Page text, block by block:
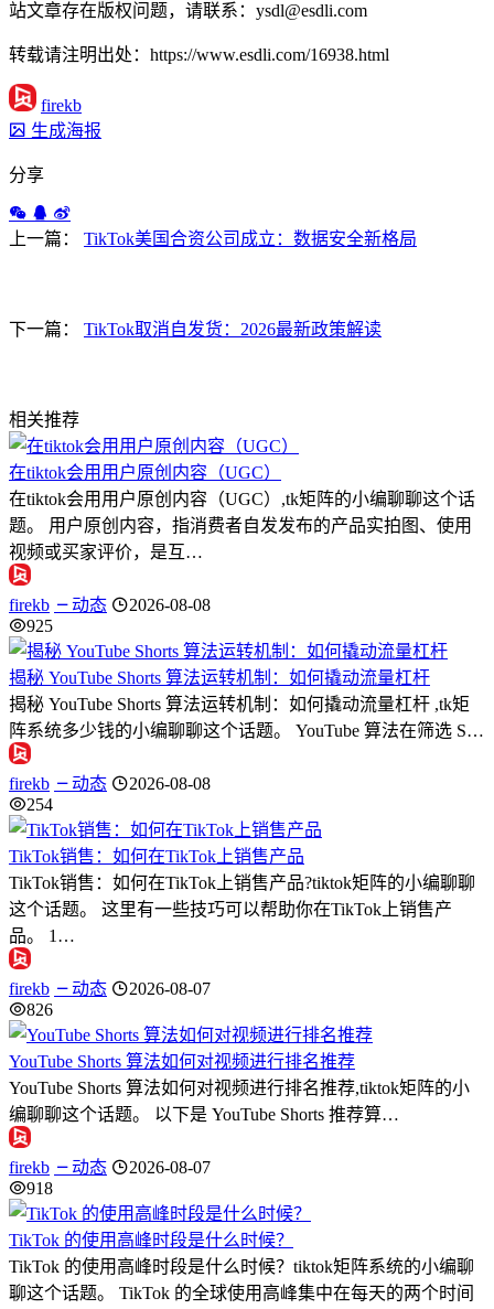
站文章存在版权问题，请联系：ysdl@esdli.com
转载请注明出处：https://www.esdli.com/16938.html
firekb
生成海报
分享
上一篇： TikTok美国合资公司成立：数据安全新格局
下一篇： TikTok取消自发货：2026最新政策解读
相关推荐
在tiktok会用用户原创内容（UGC）
在tiktok会用用户原创内容（UGC）,tk矩阵的小编聊聊这个话
题。 用户原创内容，指消费者自发发布的产品实拍图、使用
视频或买家评价，是互…
firekb 动态
2026-08-08
925
揭秘 YouTube Shorts 算法运转机制：如何撬动流量杠杆
揭秘 YouTube Shorts 算法运转机制：如何撬动流量杠杆 ,tk矩
阵系统多少钱的小编聊聊这个话题。 YouTube 算法在筛选 S…
firekb 动态
2026-08-08
254
TikTok销售：如何在TikTok上销售产品
TikTok销售：如何在TikTok上销售产品?tiktok矩阵的小编聊聊
这个话题。 这里有一些技巧可以帮助你在TikTok上销售产
品。 1…
firekb 动态
2026-08-07
826
YouTube Shorts 算法如何对视频进行排名推荐
YouTube Shorts 算法如何对视频进行排名推荐,tiktok矩阵的小
编聊聊这个话题。 以下是 YouTube Shorts 推荐算…
firekb 动态
2026-08-07
918
TikTok 的使用高峰时段是什么时候？
TikTok 的使用高峰时段是什么时候？tiktok矩阵系统的小编聊
聊这个话题。 TikTok 的全球使用高峰集中在每天的两个时间